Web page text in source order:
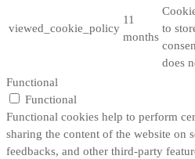
viewed_cookie_policy
11
months
to
does
Functional
Functional
Functional cookies help to perform
sharing the content of the website on
feedbacks, and other third-party